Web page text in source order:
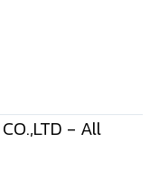
- All